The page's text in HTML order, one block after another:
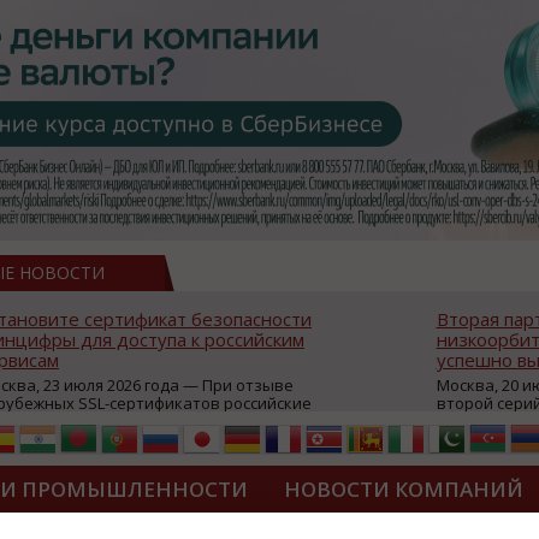
НОВОСТИ
сертификат безопасности
для доступа к российским
23 июля 2026 года — При отзыве
SSL-сертификатов российские
могут некорректно открываться в
браузерах (Google Chrome,
Edge и др.), а соединение с сервисами
ресурсы уже сообщили о
недоступности и ошибках при
Вторая
успешно
Москва, 20
второй
аппаратов,
масштабной
интернет с
из
«Экономика
ПРОМЫШЛЕННОСТИ НОВОСТИ КОМПАНИЙ